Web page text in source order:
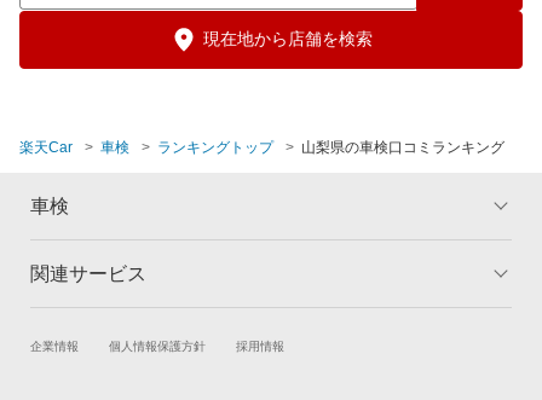
笛吹市
富士吉田市
南アルプス市
南都留郡
現在地から店舗を検索
楽天Car 車検 ランキングトップ 山梨県の車検口コミランキング
車検
トップ
車検の基礎知識 キャンペーン一覧
関連サービス
試乗・商談 新車購入
企業情報 個人情報保護方針 採用情報